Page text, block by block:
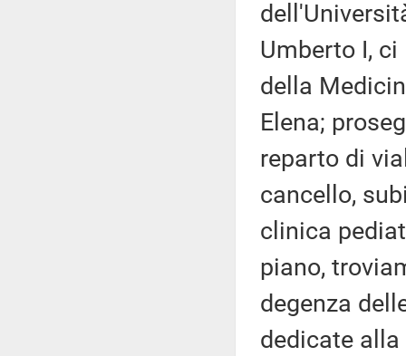
Umberto I,
della
Elena;
reparto di
cancello,
clinica
piano,
degenza
dedicate